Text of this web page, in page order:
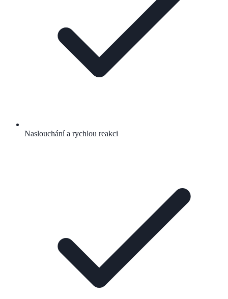
Naslouchání a rychlou reakci